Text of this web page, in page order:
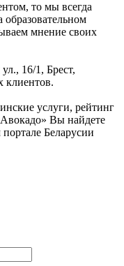
то мы всегда
мнение своих
16/1, Брест,
клиентов.
услуги, рейтинг
Вы найдете
Беларусии